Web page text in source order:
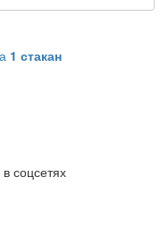
1 стакан
соцсетях